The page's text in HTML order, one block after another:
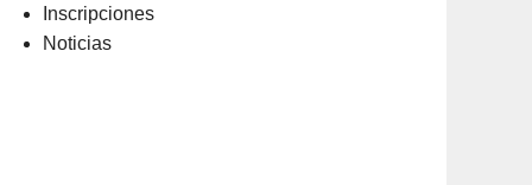
Inscripciones
Noticias